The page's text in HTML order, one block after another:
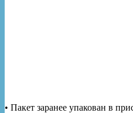
• Пакет заранее упакован в